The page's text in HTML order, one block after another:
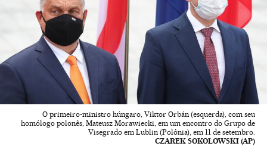
O primeiro-ministro húngaro, Viktor Orbán (esquerda), com seu
homólogo polonês, Mateusz Morawiecki, em um encontro do Grupo de
Visegrado em Lublin (Polônia), em 11 de setembro.
CZAREK SOKOLOWSKI (AP)